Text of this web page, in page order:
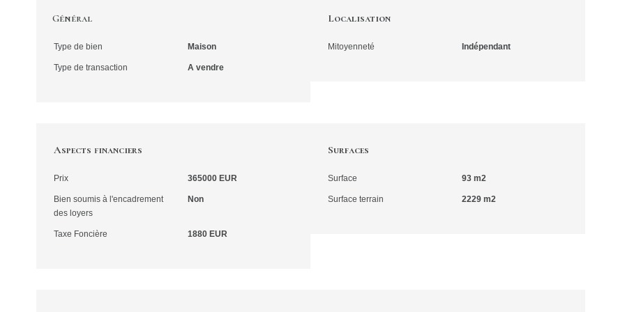
Général
Type de bien Maison
Type de transaction A vendre
Localisation
Mitoyenneté Indépendant
Aspects financiers
Prix 365000 EUR
Bien soumis à l'encadrement
des loyers
Non
Taxe Foncière 1880 EUR
Surfaces
Surface 93 m2
Surface terrain 2229 m2